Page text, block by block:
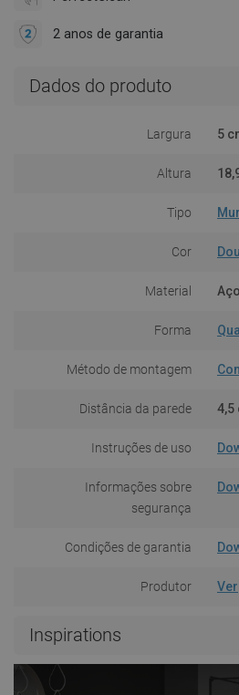
2 anos de garantia
Dados do produto
Largura 5
Altura
Tipo
Cor
Material
Forma
Método de montagem
Distância da parede 4,5
Instruções de uso
Informações sobre
segurança
Condições de garantia
Produtor Ver
Inspirations